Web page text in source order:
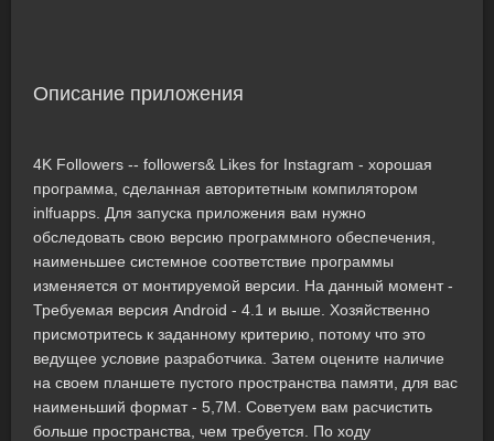
Описание приложения
4K Followers -- followers& Likes for Instagram - хорошая
программа, сделанная авторитетным компилятором
inlfuapps. Для запуска приложения вам нужно
обследовать свою версию программного обеспечения,
наименьшее системное соответствие программы
изменяется от монтируемой версии. На данный момент -
Требуемая версия Android - 4.1 и выше. Хозяйственно
присмотритесь к заданному критерию, потому что это
ведущее условие разработчика. Затем оцените наличие
на своем планшете пустого пространства памяти, для вас
наименьший формат - 5,7M. Советуем вам расчистить
больше пространства, чем требуется. По ходу